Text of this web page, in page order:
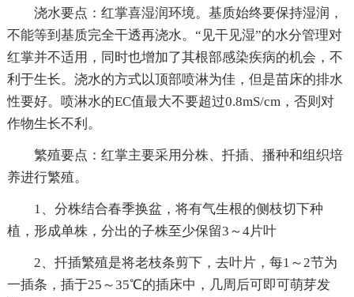
浇水要点：红掌喜湿润环境。基质始终要保持湿润，
不能等到基质完全干透再浇水。“见干见湿”的水分管理对
红掌并不适用，同时也增加了其根部感染疾病的机会，不
利于生长。浇水的方式以顶部喷淋为佳，但是苗床的排水
性要好。喷淋水的EC值最大不要超过0.8mS/cm，否则对
作物生长不利。
繁殖要点：红掌主要采用分株、扦插、播种和组织培
养进行繁殖。
1、分株结合春季换盆，将有气生根的侧枝切下种
植，形成单株，分出的子株至少保留3～4片叶
2、扦插繁殖是将老枝条剪下，去叶片，每1～2节为
一插条，插于25～35℃的插床中，几周后可即可萌芽发